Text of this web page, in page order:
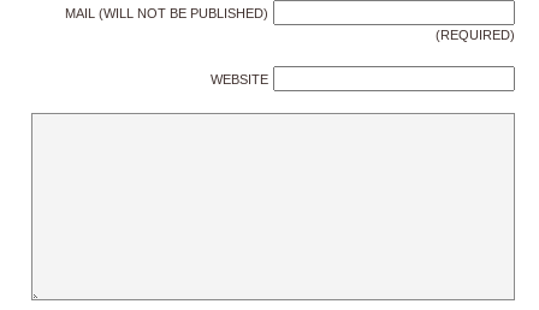
MAIL (WILL NOT BE PUBLISHED)
(REQUIRED)
WEBSITE